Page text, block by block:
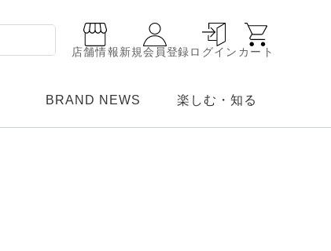
店舗情報新規会員登録ログイン カート
BRAND NEWS 楽しむ・知る